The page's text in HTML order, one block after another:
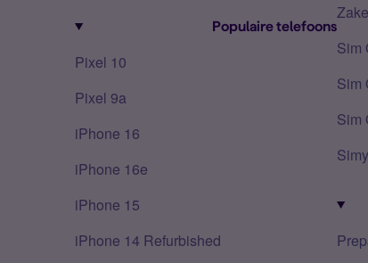
Populaire telefoons
Pixel 10
Pixel 9a
iPhone 16
iPhone 16e
iPhone 15
iPhone 14 Refurbished
Sim
Sim
Sim